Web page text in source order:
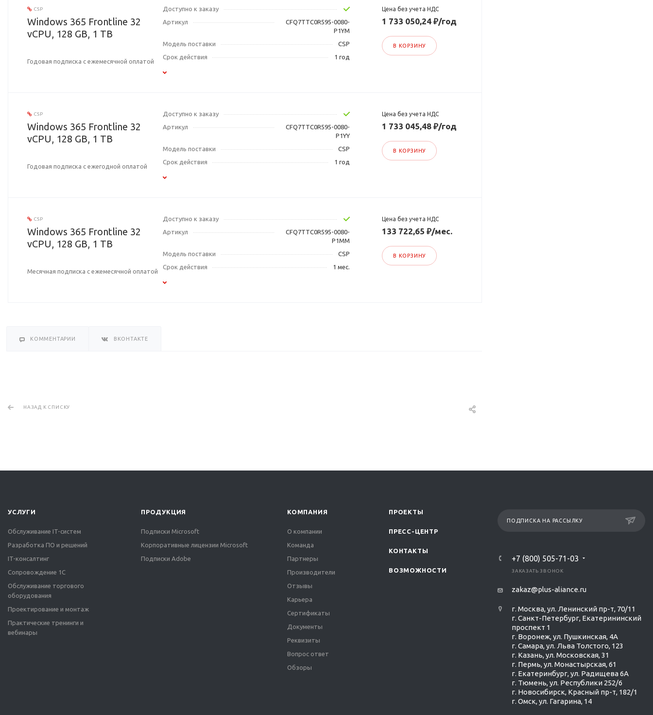
CSP
Windows 365 Frontline 32
vCPU, 128 GB, 1 TB
Годовая подписка с ежемесячной оплатой
Доступно к заказу
Артикул
CFQ7TTC0R595-0080-
P1YM
Модель поставки
CSP
Срок действия
1 год
Цена без учета НДС
1 733 050,24 ₽/год
В КОРЗИНУ
CSP
Windows 365 Frontline 32
vCPU, 128 GB, 1 TB
Годовая подписка с ежегодной оплатой
Доступно к заказу
Артикул
CFQ7TTC0R595-0080-
P1YY
Модель поставки
CSP
Срок действия
1 год
Цена без учета НДС
1 733 045,48 ₽/год
В КОРЗИНУ
CSP
Windows 365 Frontline 32
vCPU, 128 GB, 1 TB
Месячная подписка с ежемесячной оплатой
Доступно к заказу
Артикул
CFQ7TTC0R595-0080-
P1MM
Модель поставки
CSP
Срок действия
1 мес.
Цена без учета НДС
133 722,65 ₽/мес.
В КОРЗИНУ
КОММЕНТАРИИ ВКОНТАКТЕ
НАЗАД К СПИСКУ
УСЛУГИ
Обслуживание IT-систем
Разработка ПО и решений
IT-консалтинг
Сопровождение 1С
Обслуживание торгового
оборудования
Проектирование и монтаж
Практические тренинги и
вебинары
ПРОДУКЦИЯ
Подписки Microsoft
Корпоративные лицензии Microsoft
Подписки Adobe
КОМПАНИЯ
О компании
Команда
Партнеры
Производители
Отзывы
Карьера
Сертификаты
Документы
Реквизиты
Вопрос ответ
Обзоры
ПРОЕКТЫ
ПРЕСС-ЦЕНТР
КОНТАКТЫ
ВОЗМОЖНОСТИ
ПОДПИСКА НА РАССЫЛКУ
+7 (800) 505-71-03
ЗАКАЗАТЬ ЗВОНОК
zakaz@plus-aliance.ru
г. Москва, ул. Ленинский пр-т, 70/11
г. Санкт-Петербург, Екатерининский
проспект 1
г. Воронеж, ул. Пушкинская, 4А
г. Самара, ул. Льва Толстого, 123
г. Казань, ул. Московская, 31
г. Пермь, ул. Монастырская, 61
г. Екатеринбург, ул. Радищева 6А
г. Тюмень, ул. Республики 252/6
г. Новосибирск, Красный пр-т, 182/1
г. Омск, ул. ​Гагарина, 14